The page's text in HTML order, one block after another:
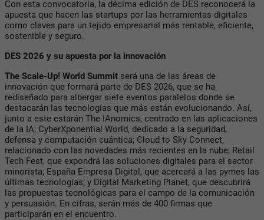
Con esta convocatoria, la décima edición de DES reconocerá la
apuesta que hacen las startups por las herramientas digitales
como claves para un tejido empresarial más rentable, eficiente,
sostenible y seguro.
DES 2026 y su apuesta por la innovación
The Scale-Up! World Summit será una de las áreas de
innovación que formará parte de DES 2026, que se ha
rediseñado para albergar siete eventos paralelos donde se
destacarán las tecnologías que más están evolucionando. Así,
junto a este estarán The IAnomics, centrado en las aplicaciones
de la IA; CyberXponential World, dedicado a la seguridad,
defensa y computación cuántica; Cloud to Sky Connect,
relacionado con las novedades más recientes en la nube; Retail
Tech Fest, que expondrá las soluciones digitales para el sector
minorista; España Empresa Digital, que acercará a las pymes las
últimas tecnologías; y Digital Marketing Planet, que descubrirá
las propuestas tecnológicas para el campo de la comunicación
y persuasión. En cifras, serán más de 400 firmas que
participarán en el encuentro.